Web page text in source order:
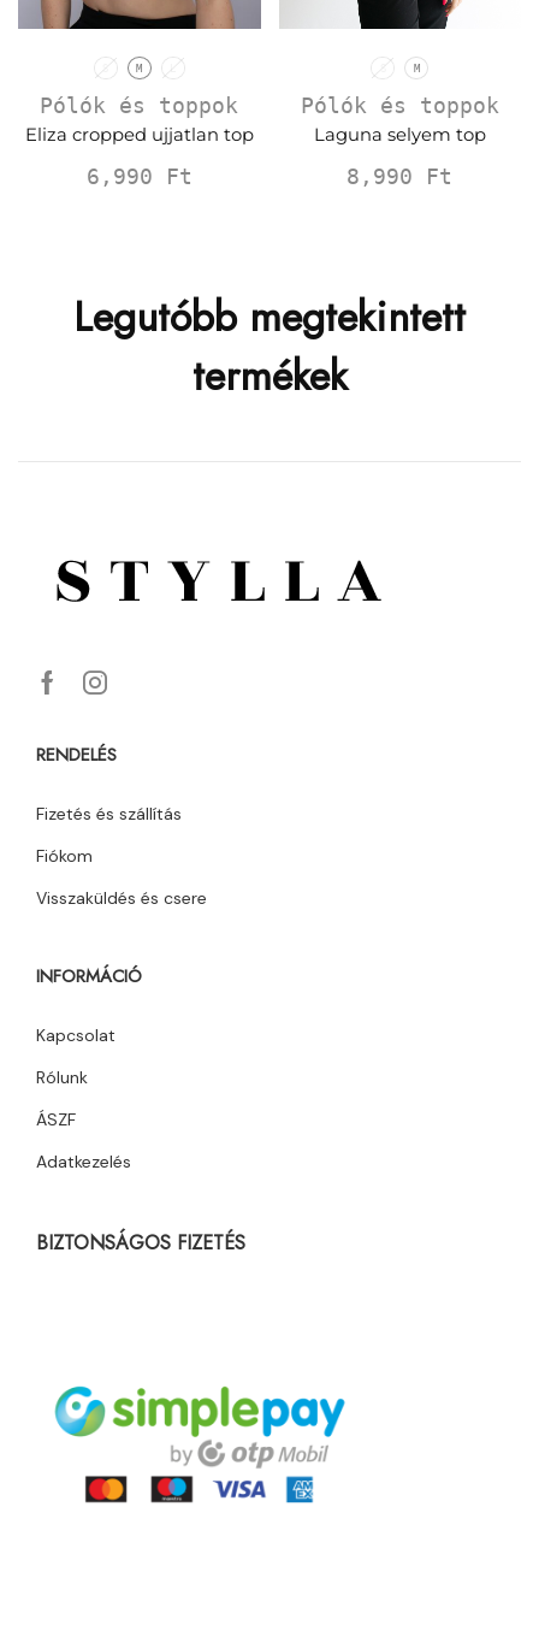
M
Pólók és toppok
Eliza cropped ujjatlan top
6,990 Ft
M
Pólók és toppok
Laguna selyem top
8,990 Ft
Legutóbb megtekintett
termékek
RENDELÉS
Fizetés és szállítás
Fiókom
Visszaküldés és csere
INFORMÁCIÓ
Kapcsolat
Rólunk
ÁSZF
Adatkezelés
BIZTONSÁGOS FIZETÉS